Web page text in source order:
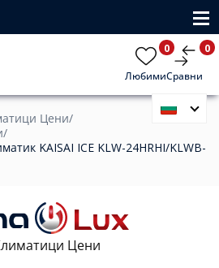
Любими
0
Сравни
0
Цени/
/
KAISAI ICE KLW-24HRHI/KLWB-
Цени